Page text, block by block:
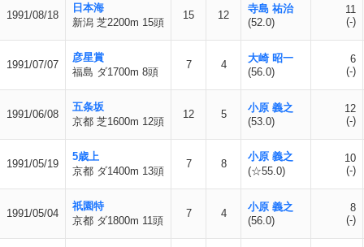
1991/08/18
日本海
新潟 芝2200m 15頭
15 12
寺島 祐治
(52.0)
11
(-)
1991/07/07
彦星賞
福島 ダ1700m 8頭
7 4
大崎 昭一
(56.0)
6
(-)
1991/06/08
五条坂
京都 芝1600m 12頭
12 5
小原 義之
(53.0)
12
(-)
1991/05/19
5歳上
京都 ダ1400m 13頭
7 8
小原 義之
(☆55.0)
10
(-)
1991/05/04
祇園特
京都 ダ1800m 11頭
7 4
小原 義之
(56.0)
8
(-)